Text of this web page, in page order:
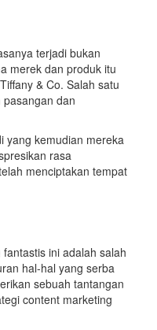
terjadi bukan
merek dan produk itu
& Co. Salah satu
dan
yang kemudian mereka
rasa
menciptakan tempat
ini adalah salah
hal-hal yang serba
sebuah tantangan
content marketing